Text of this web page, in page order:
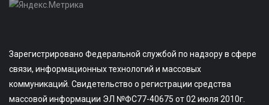
Зарегистрировано Федеральной службой по надзору в сфере
связи, информационных технологий и массовых
коммуникаций. Свидетельство о регистрации средства
массовой информации ЭЛ №ФС77-40675 от 02 июля 2010г.